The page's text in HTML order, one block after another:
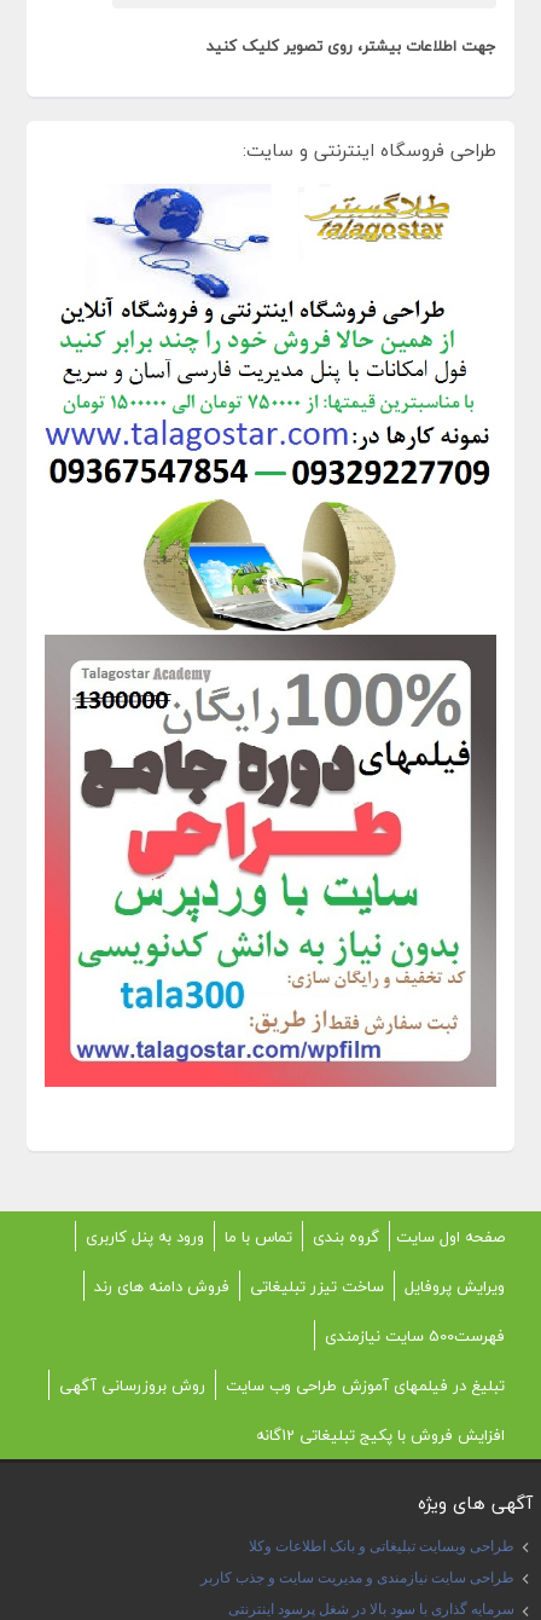
جهت اطلاعات بیشتر، روی تصویر کلیک کنید
طراحی فروسگاه اینترنتی و سایت:
صفحه اول سایت گروه بندی تماس با ما
ورود به پنل کاربری
ویرایش پروفایل
ساخت تیزر تبلیغاتی
فروش دامنه های رند
فهرست500 سایت نیازمندی
تبلیغ در فیلمهای آموزش طراحی وب سایت
روش بروزرسانی آگهی
افزایش فروش با پکیج تبلیغاتی 12گانه
آگهی های ویژه
طراحی وبسایت تبلیغاتی و بانک اطلاعات وکلا
طراحی سایت نیازمندی و مدیریت سایت و جذب کاربر
سرمایه گذاری با سود بالا در شغل پرسود اینترنتی